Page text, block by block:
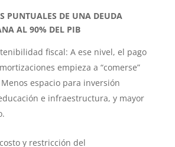
PUNTUALES DE UNA DEUDA
AL 90% DEL PIB
fiscal: A ese nivel, el pago
empieza a “comerse”
espacio para inversión
e infraestructura, y mayor
y restricción del